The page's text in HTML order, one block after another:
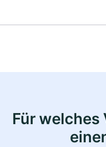
Für welches